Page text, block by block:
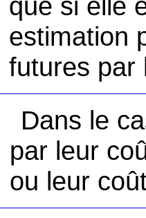
estimation
futures par
Dans le
par leur
ou leur